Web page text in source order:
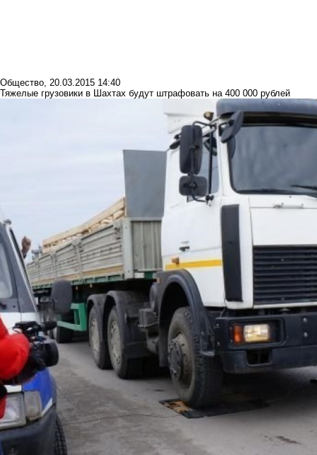
Общество, 20.03.2015 14:40
Тяжелые грузовики в Шахтах будут штрафовать на 400 000 рублей